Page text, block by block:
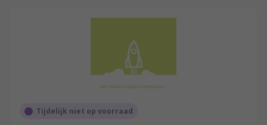
Tijdelijk niet op voorraad